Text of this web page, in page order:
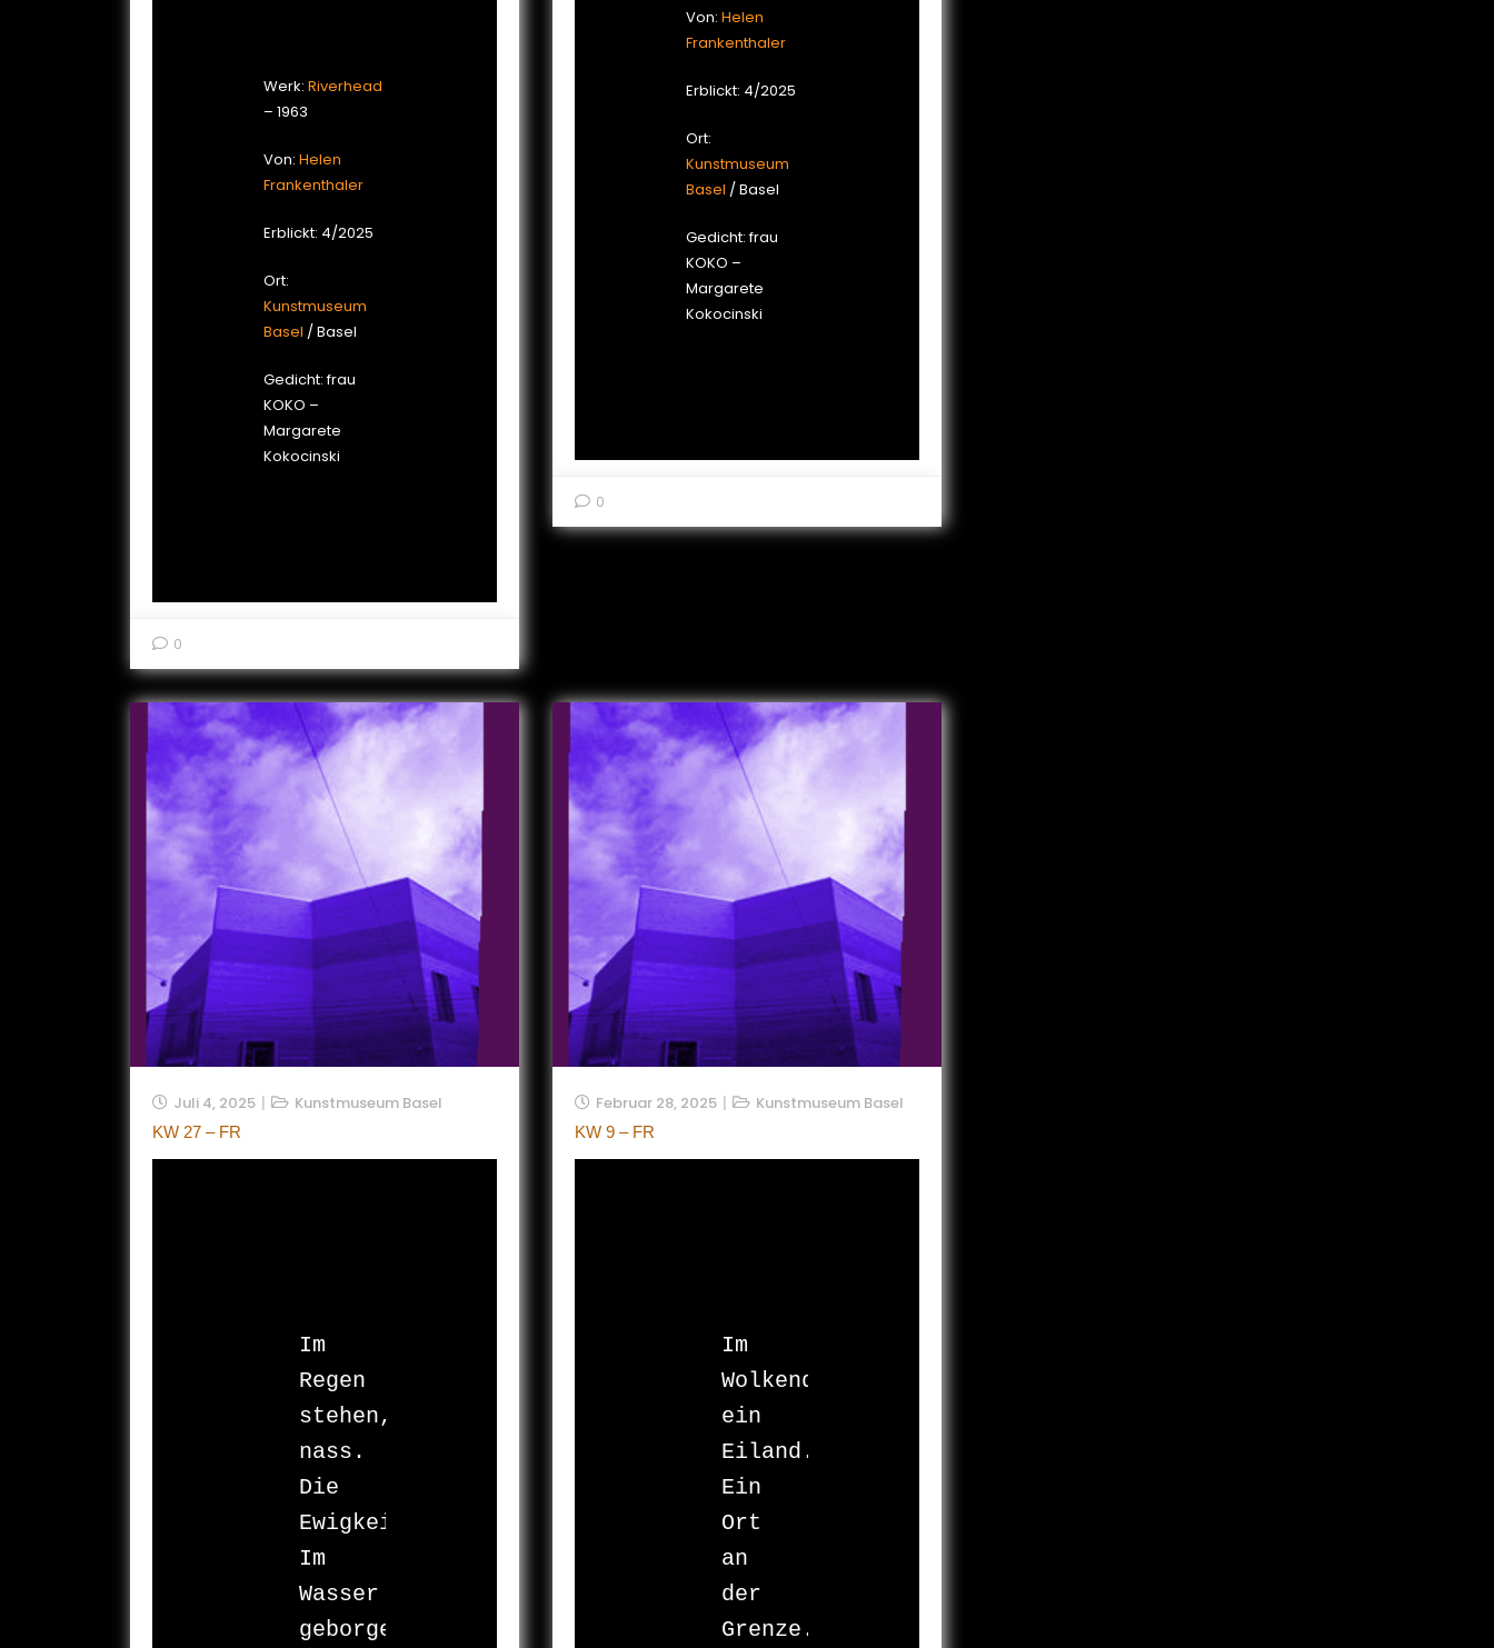
Werk: Riverhead
– 1963
Von: Helen
Frankenthaler
Erblickt: 4/2025
Ort:
Kunstmuseum
Basel / Basel
Gedicht: frau
KOKO –
Margarete
Kokocinski
0
Von: Helen
Frankenthaler
Erblickt: 4/2025
Ort:
Kunstmuseum
Basel / Basel
Gedicht: frau
KOKO –
Margarete
Kokocinski
0
Juli 4, 2025 Kunstmuseum Basel
KW 27 – FR
Im
Regen
stehen,
nass.
Die
Ewigkeit.
Im
Wasser
geborgen.
Februar 28, 2025 Kunstmuseum Basel
KW 9 – FR
Im
Wolkendunst
ein
Eiland.
Ein
Ort
an
der
Grenze.